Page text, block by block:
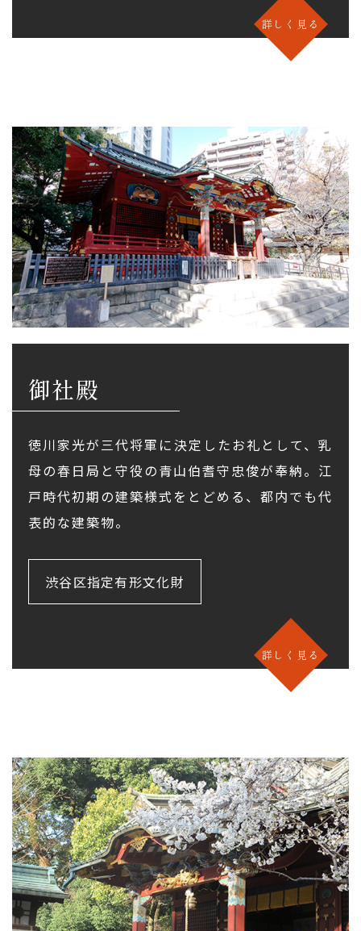
詳しく見る
御社殿
徳川家光が三代将軍に決定したお礼として、乳
母の春日局と守役の青山伯耆守忠俊が奉納。江
戸時代初期の建築様式をとどめる、都内でも代
表的な建築物。
渋谷区指定有形文化財
詳しく見る